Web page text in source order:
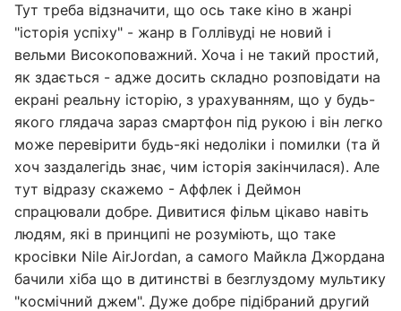
Тут треба відзначити, що ось таке кіно в жанрі
"історія успіху" - жанр в Голлівуді не новий і
вельми Високоповажний. Хоча і не такий простий,
як здається - адже досить складно розповідати на
екрані реальну історію, з урахуванням, що у будь-
якого глядача зараз смартфон під рукою і він легко
може перевірити будь-які недоліки і помилки (та й
хоч заздалегідь знає, чим історія закінчилася). Але
тут відразу скажемо - Аффлек і Деймон
спрацювали добре. Дивитися фільм цікаво навіть
людям, які в принципі не розуміють, що таке
кросівки Nile AirJordan, а самого Майкла Джордана
бачили хіба що в дитинстві в безглуздому мультику
"космічний джем". Дуже добре підібраний другий